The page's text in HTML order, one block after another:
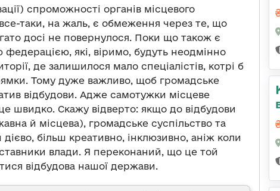
спроможності органів місцевого
таки, на жаль, є обмеження через те, що
досі не повернулося. Поки що також є
федерацією, які, віримо, будуть неодмінно
де залишилося мало спеціалістів, котрі б
Тому дуже важливо, щоб громадське
відбудови. Адже самотужки місцеве
швидко. Скажу відверто: якщо до відбудови
й місцева), громадське суспільство та
більш креативно, інклюзивно, аніж коли
влади. Я переконаний, що це той
відбудова нашої держави.